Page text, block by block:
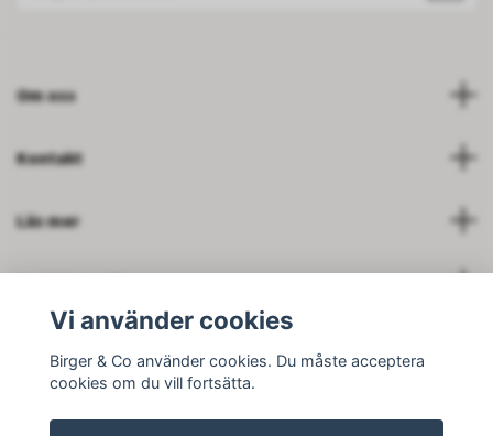
Om oss
Kontakt
Läs mer
Vi använder cookies
Birger & Co använder cookies. Du måste acceptera
cookies om du vill fortsätta.